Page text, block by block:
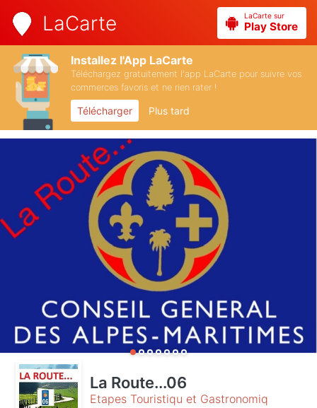
LaCarte LaCarte sur
Play Store
Installez l'App LaCarte
Téléchargez gratuitement l'app LaCarte pour suivre vos
commerces favoris et ne rien rater !
Télécharger Plus tard
La Route...06
Etapes Touristiqu et Gastronomiq